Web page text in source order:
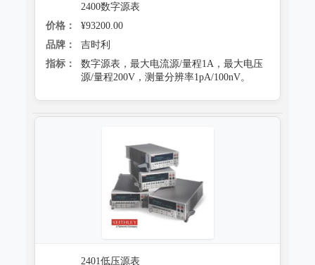
2400数字源表
价格：
¥93200.00
品牌：
吉时利
指标：
数字源表，最大电流源/量程1A，最大电压
源/量程200V，测量分辨率1pA/100nV。
2401低压源表